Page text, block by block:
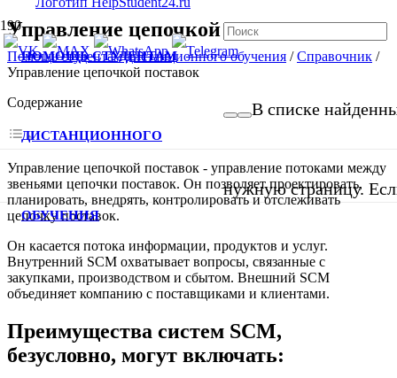
ПОМОЩЬ СТУДЕНТАМ
ДИСТАНЦИОННОГО
ОБУЧЕНИЯ
В списке
нужную страницу.
Управление цепочкой поставок
Помощь студентам дистанционного обучения /Справочник /
Управление цепочкой поставок
Содержание
Управление цепочкой поставок - управление потоками между
звеньями цепочки поставок. Он позволяет проектировать,
планировать, внедрять, контролировать и отслеживать
цепочку поставок.
Он касается потока информации, продуктов и услуг.
Внутренний SCM охватывает вопросы, связанные с
закупками, производством и сбытом. Внешний SCM
объединяет компанию с поставщиками и клиентами.
Преимущества систем SCM,
безусловно, могут включать: